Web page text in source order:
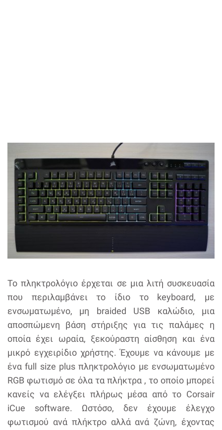
Το πληκτρολόγιο έρχεται σε μια λιτή συσκευασία
που περιλαμβάνει το ίδιο το keyboard, με
ενσωματωμένο, μη braided USB καλώδιο, μια
αποσπώμενη βάση στήριξης για τις παλάμες η
οποία έχει ωραία, ξεκούραστη αίσθηση και ένα
μικρό εγχειρίδιο χρήστης. Έχουμε να κάνουμε με
ένα full size plus πληκτρολόγιο με ενσωματωμένο
RGB φωτισμό σε όλα τα πλήκτρα , το οποίο μπορεί
κανείς να ελέγξει πλήρως μέσα από το Corsair
iCue software. Ωστόσο, δεν έχουμε έλεγχο
φωτισμού ανά πλήκτρο αλλά ανά ζώνη, έχοντας